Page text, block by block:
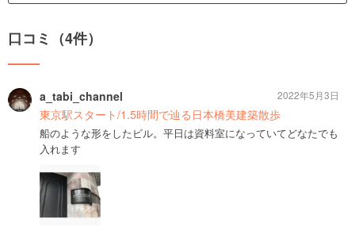
口コミ（4件）
a_tabi_channel
東京駅スタート/1.5時間で辿る日本橋美建築散歩
船のような形をしたビル。平日は資料室になっていてどなたでも
入れます
2022年5月3日